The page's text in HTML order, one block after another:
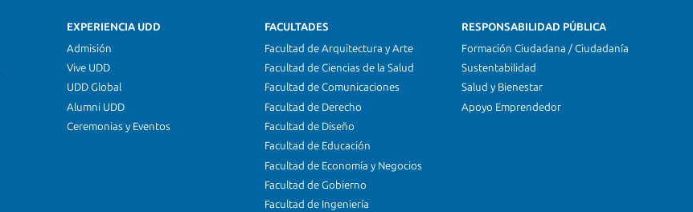
EXPERIENCIA UDD
Admisión
Vive UDD
UDD Global
Alumni UDD
Ceremonias y Eventos
FACULTADES
Facultad de Arquitectura y Arte
Facultad de Ciencias de la Salud
Facultad de Comunicaciones
Facultad de Derecho
Facultad de Diseño
Facultad de Educación
Facultad de Economía y Negocios
Facultad de Gobierno
Facultad de Ingeniería
RESPONSABILIDAD PÚBLICA
Formación Ciudadana / Ciudadanía
Sustentabilidad
Salud y Bienestar
Apoyo Emprendedor